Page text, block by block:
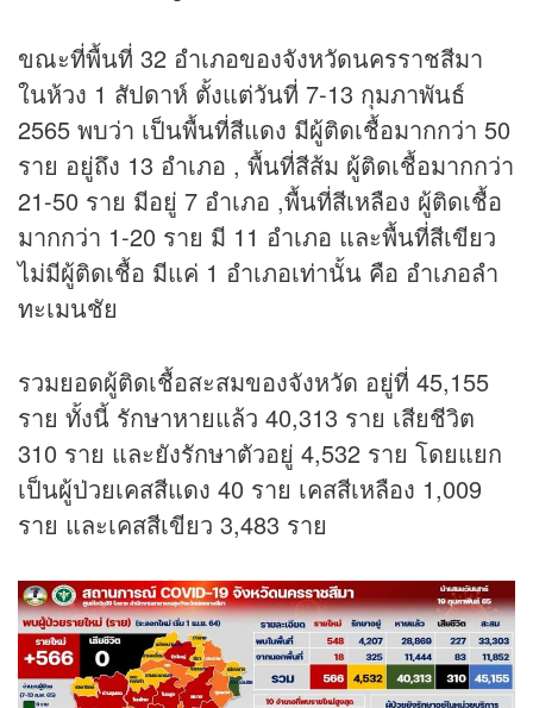
ขณะที่พื้นที่ 32 อำเภอของจังหวัดนครราชสีมา
ในห้วง 1 สัปดาห์ ตั้งแต่วันที่ 7-13 กุมภาพันธ์
2565 พบว่า เป็นพื้นที่สีแดง มีผู้ติดเชื้อมากกว่า 50
ราย อยู่ถึง 13 อำเภอ , พื้นที่สีส้ม ผู้ติดเชื้อมากกว่า
21-50 ราย มีอยู่ 7 อำเภอ ,พื้นที่สีเหลือง ผู้ติดเชื้อ
มากกว่า 1-20 ราย มี 11 อำเภอ และพื้นที่สีเขียว
ไม่มีผู้ติดเชื้อ มีแค่ 1 อำเภอเท่านั้น คือ อำเภอลำ
ทะเมนชัย
รวมยอดผู้ติดเชื้อสะสมของจังหวัด อยู่ที่ 45,155
ราย ทั้งนี้ รักษาหายแล้ว 40,313 ราย เสียชีวิต
310 ราย และยังรักษาตัวอยู่ 4,532 ราย โดยแยก
เป็นผู้ป่วยเคสสีแดง 40 ราย เคสสีเหลือง 1,009
ราย และเคสสีเขียว 3,483 ราย